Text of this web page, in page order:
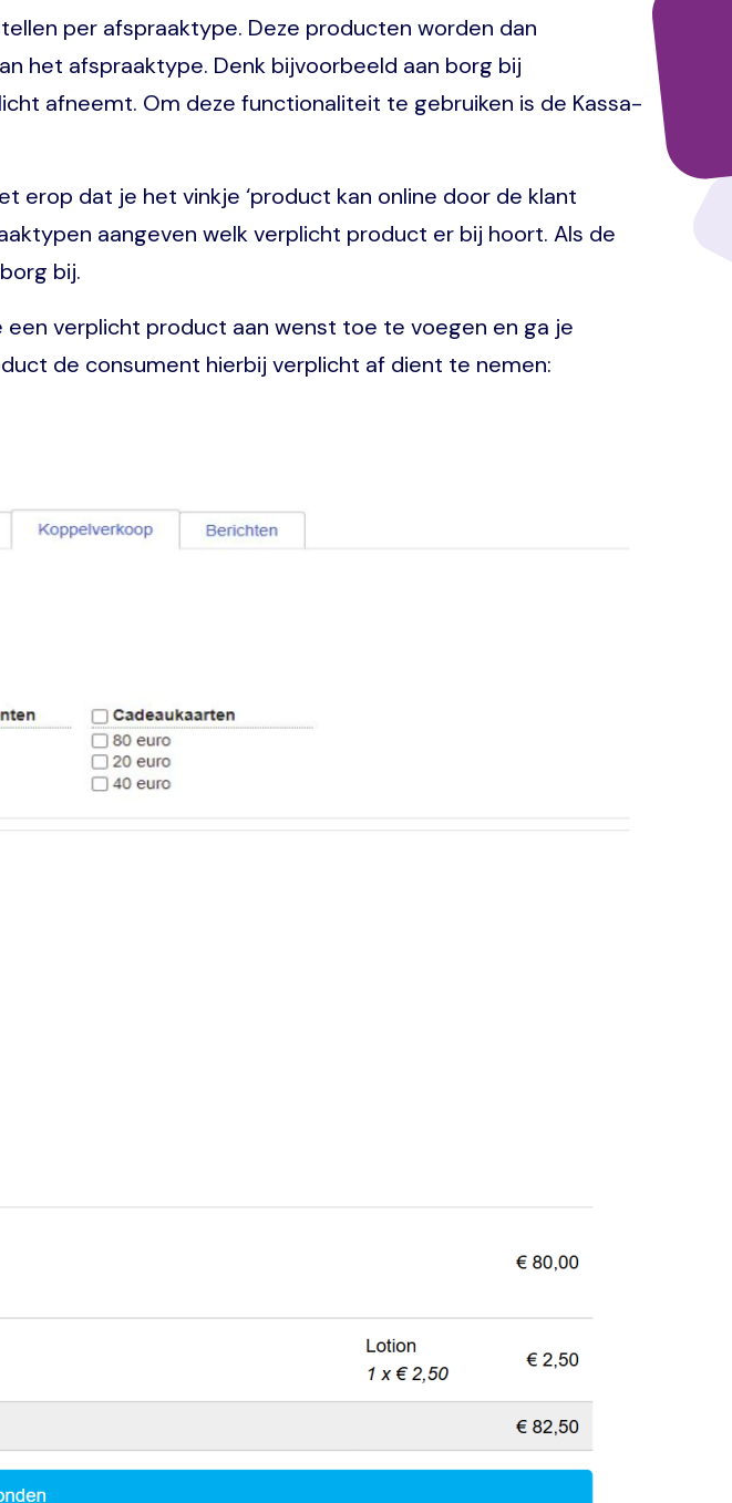
per afspraaktype. Deze producten worden dan
het afspraaktype. Denk bijvoorbeeld aan borg bij
afneemt. Om deze functionaliteit te gebruiken is de Kassa-
erop dat je het vinkje ‘product kan online door de klant
aangeven welk verplicht product er bij hoort. Als de
bij.
verplicht product aan wenst toe te voegen en ga je
de consument hierbij verplicht af dient te nemen: